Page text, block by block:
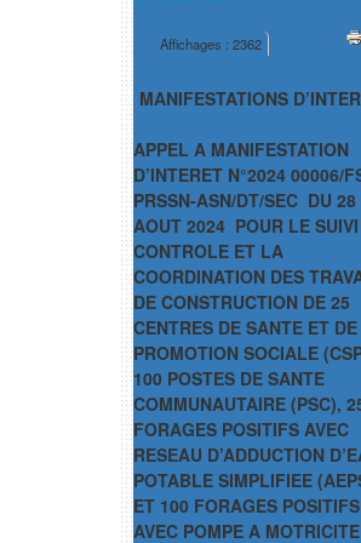
Affichages : 2362
MANIFESTATIONS
APPEL A MANIFESTATION
D’INTERET N°2024 00006/
PRSSN-ASN/DT/SEC DU 28
AOUT 2024 POUR LE
CONTROLE ET LA
COORDINATION DES
DE CONSTRUCTION DE 25
CENTRES DE SANTE ET DE
PROMOTION SOCIALE
100 POSTES DE SANTE
COMMUNAUTAIRE (PSC),
FORAGES POSITIFS AVEC
RESEAU D’ADDUCTION
POTABLE SIMPLIFIEE
ET 100 FORAGES POSITIFS
AVEC POMPE A MOTRICITE